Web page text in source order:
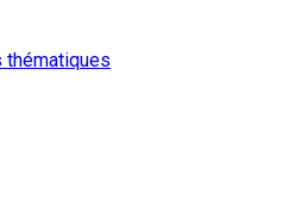
thématiques